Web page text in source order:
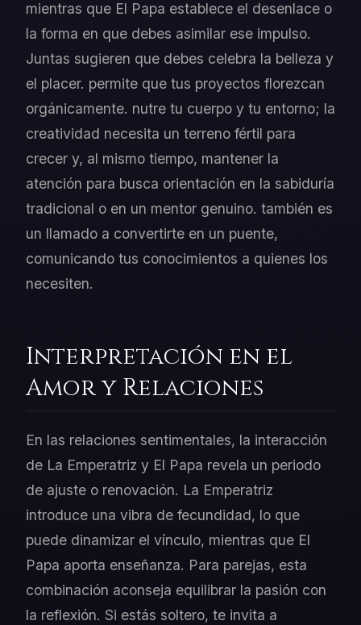
mientras que El Papa establece el desenlace o
la forma en que debes asimilar ese impulso.
Juntas sugieren que debes celebra la belleza y
el placer. permite que tus proyectos florezcan
orgánicamente. nutre tu cuerpo y tu entorno; la
creatividad necesita un terreno fértil para
crecer y, al mismo tiempo, mantener la
atención para busca orientación en la sabiduría
tradicional o en un mentor genuino. también es
un llamado a convertirte en un puente,
comunicando tus conocimientos a quienes los
necesiten.
Interpretación en el
Amor y Relaciones
En las relaciones sentimentales, la interacción
de La Emperatriz y El Papa revela un periodo
de ajuste o renovación. La Emperatriz
introduce una vibra de fecundidad, lo que
puede dinamizar el vínculo, mientras que El
Papa aporta enseñanza. Para parejas, esta
combinación aconseja equilibrar la pasión con
la reflexión. Si estás soltero, te invita a